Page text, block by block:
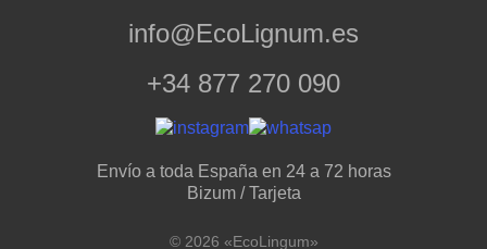
info@EcoLignum.es
+34 877 270 090
Envío a toda España en 24 a 72 horas
Bizum / Tarjeta
© 2026 «EcoLingum»